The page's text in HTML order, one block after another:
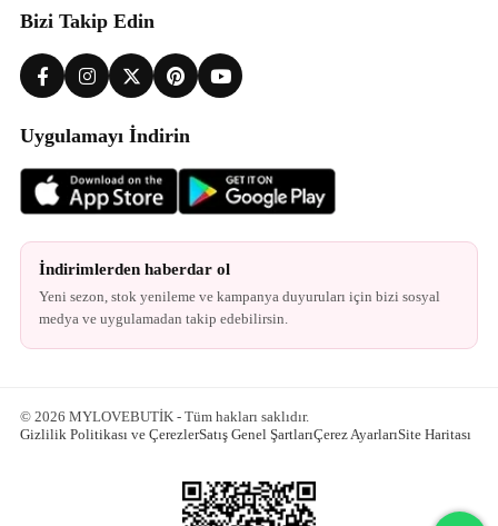
Bizi Takip Edin
Uygulamayı İndirin
İndirimlerden haberdar ol
Yeni sezon, stok yenileme ve kampanya duyuruları için bizi sosyal
medya ve uygulamadan takip edebilirsin.
© 2026 MYLOVEBUTİK - Tüm hakları saklıdır.
Gizlilik Politikası ve ÇerezlerSatış Genel ŞartlarıÇerez AyarlarıSite Haritası